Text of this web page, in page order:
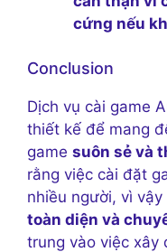
cứng nếu
Conclusion
Dịch vụ cài game
thiết kế để mang
game suôn sẻ và
rằng việc cài đặt
nhiều người, vì
toàn diện và
trung vào việc xây